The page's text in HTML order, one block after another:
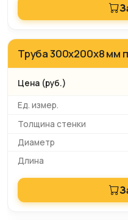
Труба 300x200x8 мм